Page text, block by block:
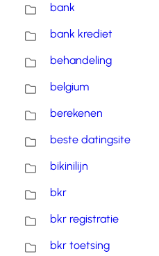
bank
bank krediet
behandeling
belgium
berekenen
beste datingsite
bikinilijn
bkr
bkr registratie
bkr toetsing